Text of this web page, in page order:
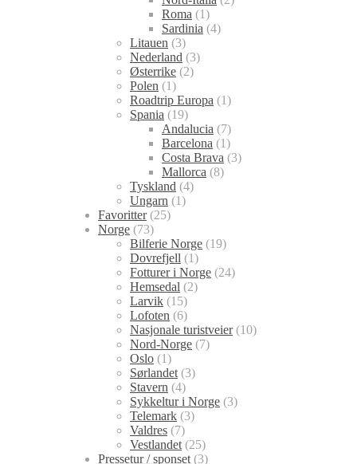
Roma (1)
Sardinia (4)
Litauen (3)
Nederland (3)
Østerrike (2)
Polen (1)
Roadtrip Europa (1)
Spania (19)
Andalucia (7)
Barcelona (1)
Costa Brava (3)
Mallorca (8)
Tyskland (4)
Ungarn (1)
Favoritter(25)
Norge (73)
Bilferie Norge (19)
Dovrefjell (1)
Fotturer i Norge (24)
Hemsedal (2)
Larvik (15)
Lofoten (6)
Nasjonale turistveier(10)
Nord-Norge (7)
Oslo (1)
Sørlandet (3)
Stavern (4)
Sykkeltur i Norge (3)
Telemark (3)
Valdres (7)
Vestlandet (25)
Pressetur / sponset (3)